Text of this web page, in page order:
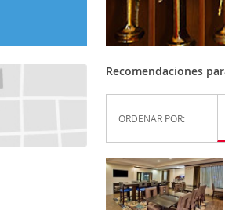
Recomendaciones
ORDENAR POR: